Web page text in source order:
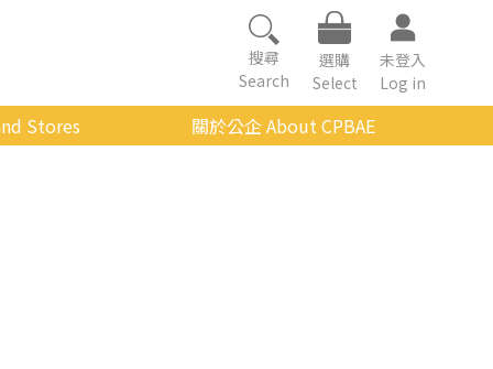
搜尋
Search
選購
Select
未登入
Log in
Stores
關於公企 About CPBAE